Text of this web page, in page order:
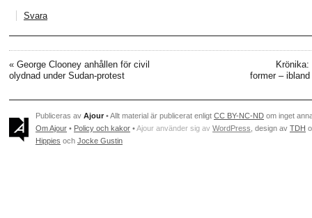
Svara
« George Clooney anhållen för civil
olydnad under Sudan-protest
former –
Publiceras av Ajour • Allt material är publicerat enligt CC BY-NC-ND om inget
Om Ajour • Policy och kakor •Ajour använder sig av WordPress , design av TDH
Hippies och Jocke Gustin